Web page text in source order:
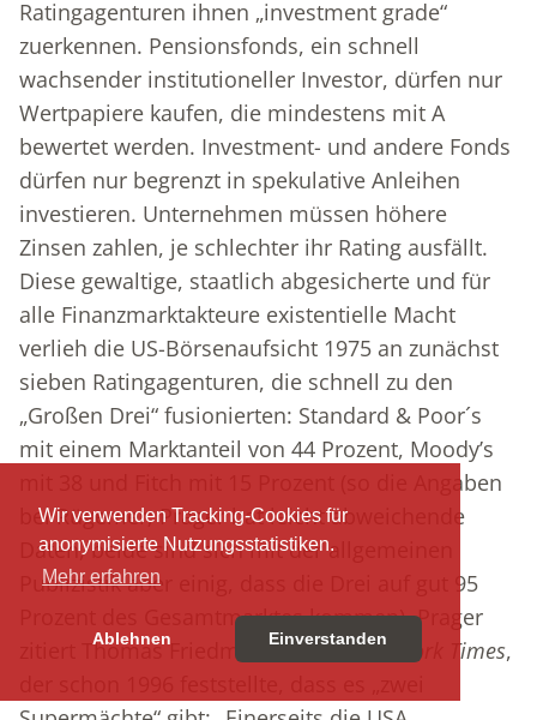
Wir verwenden Tracking-Cookies für
anonymisierte Nutzungsstatistiken.
Mehr erfahren
Ablehnen Einverstanden
Ratingagenturen ihnen „investment grade“
zuerkennen. Pensionsfonds, ein schnell
wachsender institutioneller Investor, dürfen nur
Wertpapiere kaufen, die mindestens mit A
bewertet werden. Investment- und andere Fonds
dürfen nur begrenzt in spekulative Anleihen
investieren. Unternehmen müssen höhere
Zinsen zahlen, je schlechter ihr Rating ausfällt.
Diese gewaltige, staatlich abgesicherte und für
alle Finanzmarktakteure existentielle Macht
verlieh die US-Börsenaufsicht 1975 an zunächst
sieben Ratingagenturen, die schnell zu den
„Großen Drei“ fusionierten: Standard & Poor´s
mit einem Marktanteil von 44 Prozent, Moody’s
mit 38 und Fitch mit 15 Prozent (so die Angaben
bei Rügemer; Prager hat leicht abweichende
Daten, beide sind sich mit der allgemeinen
Publizistik aber einig, dass die Drei auf gut 95
Prozent des Gesamtmarktes kommen). Prager
zitiert Thomas Friedman von derNew York Times,